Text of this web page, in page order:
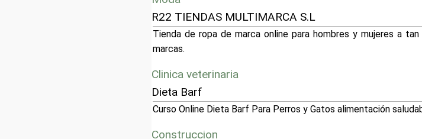
R22 TIENDAS MULTIMARCA S.L
Tienda de ropa de marca online para hombres y mujeres a
marcas.
Clinica veterinaria
Dieta Barf
Curso Online Dieta Barf Para Perros y Gatos alimentación
Construccion